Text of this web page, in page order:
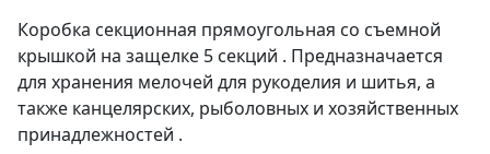
Коробка секционная прямоугольная со съемной
крышкой на защелке 5 секций . Предназначается
для хранения мелочей для рукоделия и шитья, а
также канцелярских, рыболовных и хозяйственных
принадлежностей .